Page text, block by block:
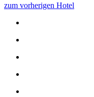
zum vorherigen Hotel